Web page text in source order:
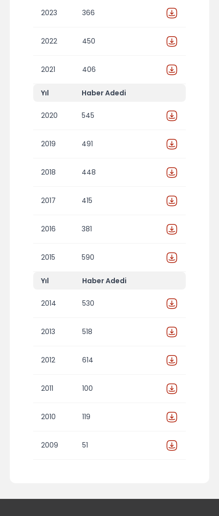
2023 366
2022 450
2021 406
Yıl Haber Adedi
2020 545
2019 491
2018 448
2017 415
2016 381
2015 590
Yıl Haber Adedi
2014 530
2013 518
2012 614
2011 100
2010 119
2009 51